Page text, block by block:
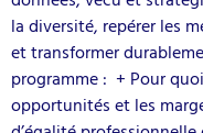
la diversité, repérer les
et transformer
programme : + Pour
opportunités et les